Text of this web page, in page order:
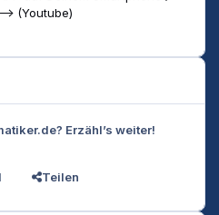
> (Youtube)
Erzähl’s weiter!
Teilen